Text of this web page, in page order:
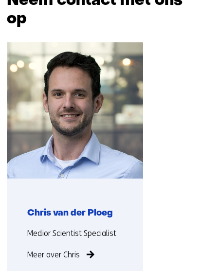
navigatie
scientist
aan
de
slag?
Bekijk
de
vacatures)
op
over
(Neem
contact
met
op)
Chris van der Ploeg
Functie:
Medior Scientist Specialist
Meer over Chris